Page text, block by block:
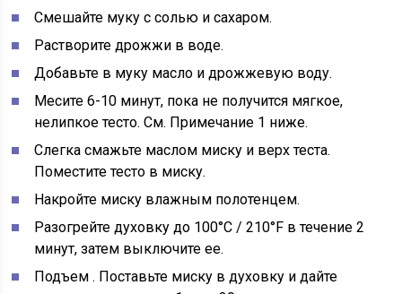
Смешайте муку с солью и сахаром.
Растворите дрожжи в воде.
Добавьте в муку масло и дрожжевую воду.
Месите 6-10 минут, пока не получится мягкое,
нелипкое тесто. См. Примечание 1 ниже.
Слегка смажьте маслом миску и верх теста.
Поместите тесто в миску.
Накройте миску влажным полотенцем.
Разогрейте духовку до 100°C / 210°F в течение 2
минут, затем выключите ее.
Подъем . Поставьте миску в духовку и дайте